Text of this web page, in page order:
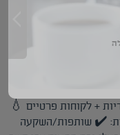
+ לקוחות פרטיים 💧
✔️ שותפות/השקעה